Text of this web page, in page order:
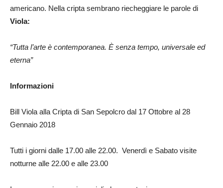
americano. Nella cripta sembrano riecheggiare le parole di
Viola:
“Tutta l’arte è contemporanea. È senza tempo, universale ed
eterna”
Informazioni
Bill Viola alla Cripta di San Sepolcro dal 17 Ottobre al 28
Gennaio 2018
Tutti i giorni dalle 17.00 alle 22.00. Venerdì e Sabato visite
notturne alle 22.00 e alle 23.00